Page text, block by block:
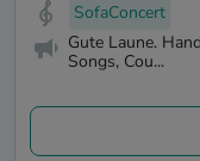
SofaConcert
Gute Laune.
Songs, Cou...